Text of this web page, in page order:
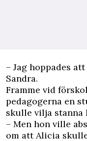
– Jag hoppades
Sandra.
Framme vid
pedagogerna en
skulle vilja stanna
– Men hon ville
om att Alicia